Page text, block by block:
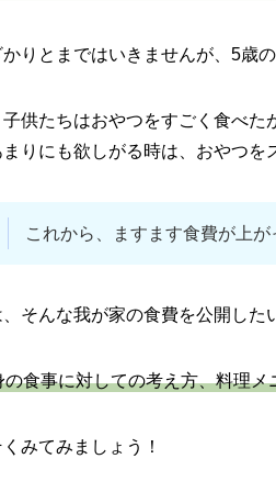
りとまではいきませんが、5歳
子供たちはおやつをすごく食べ
りにも欲しがる時は、おやつを
これから、ますます食費が上
そんな我が家の食費を公開した
の食事に対しての考え方、料理
みてみましょう！